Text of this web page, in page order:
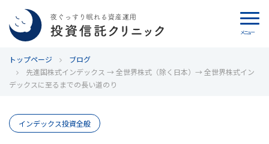
メニュー
カウンセリング
ブログ
代表カン・チュンド
トップページ
ブログ
先進国株式インデックス → 全世界株式（除く日本）→ 全世界株式イン
デックスに至るまでの長い道のり
インデックス投資全般